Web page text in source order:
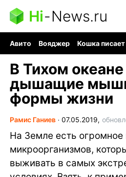
Hi-News.ru
Авито Вояджер Кошка писает
В Тихом
дышащие
формы жизни
Рамис Ганиев ∙ 07.05.2019,
На Земле есть огромное
микроорганизмов,
выживать в самых